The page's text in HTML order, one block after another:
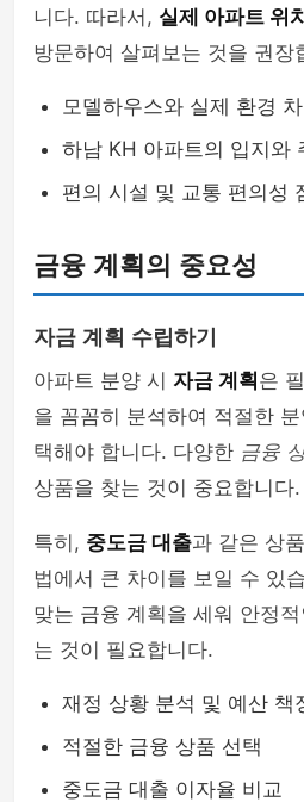
니다. 따라서, 실제 아파트 위
방문하여 살펴보는 것을 권장
모델하우스와 실제 환경
하남 KH 아파트의 입지와
편의 시설 및 교통 편의성
금융 계획의 중요성
자금 계획 수립하기
아파트 분양 시 자금 계획 은
을 꼼꼼히 분석하여 적절한
택해야 합니다. 다양한 금융
상품을 찾는 것이 중요합니다.
특히, 중도금 대출과 같은 상
법에서 큰 차이를 보일 수 있
맞는 금융 계획을 세워 안정
는 것이 필요합니다.
재정 상황 분석 및 예산 책
적절한 금융 상품 선택
중도금 대출 이자율 비교